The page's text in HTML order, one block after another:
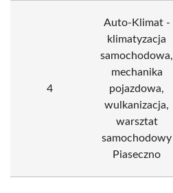
4
Auto-Klimat -
klimatyzacja
samochodowa,
mechanika
pojazdowa,
wulkanizacja,
warsztat
samochodowy
Piaseczno